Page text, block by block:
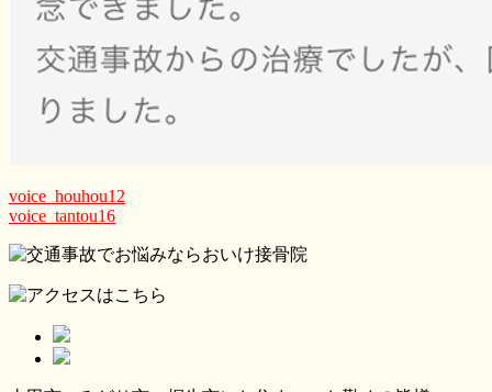
voice_houhou12
voice_tantou16